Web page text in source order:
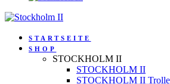
STARTSEITE
SHOP
STOCKHOLM II
STOCKHOLM II
STOCKHOLM II